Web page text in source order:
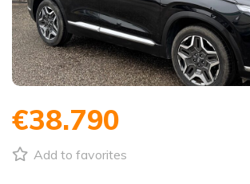
€38.790
Add to favorites